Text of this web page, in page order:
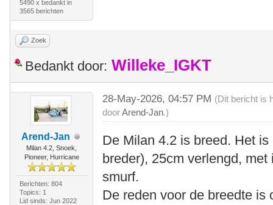
5490 x bedankt in
3565 berichten
Zoek
Bedankt door: Willeke_IGKT
Arend-Jan
Milan 4.2, Snoek,
Pioneer, Hurricane
Berichten: 804
Topics: 1
Lid sinds: Jun 2022
28-May-2026, 04:57 PM (Dit bericht is
doorArend-Jan.)
De Milan 4.2 is breed. Het
breder), 25cm verlengd,
smurf.
De reden voor de breedte is